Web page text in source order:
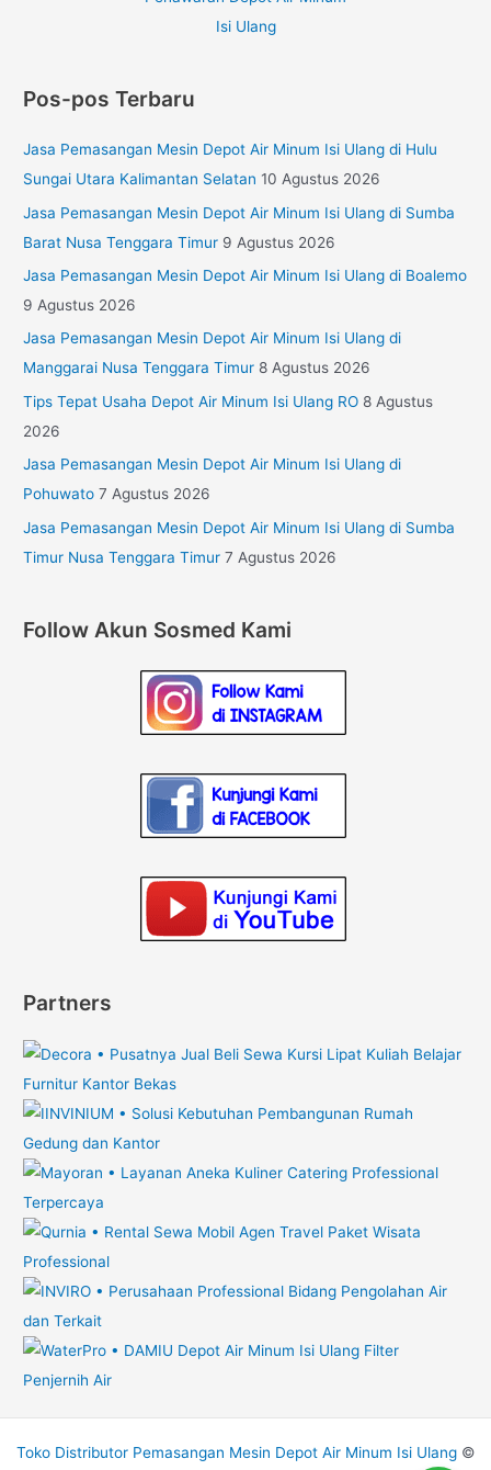
Pos-pos Terbaru
Jasa Pemasangan Mesin Depot Air Minum Isi Ulang di Hulu
Sungai Utara Kalimantan Selatan 10 Agustus 2026
Jasa Pemasangan Mesin Depot Air Minum Isi Ulang di Sumba
Barat Nusa Tenggara Timur 9 Agustus 2026
Jasa Pemasangan Mesin Depot Air Minum Isi Ulang di Boalemo
9 Agustus 2026
Jasa Pemasangan Mesin Depot Air Minum Isi Ulang di
Manggarai Nusa Tenggara Timur 8 Agustus 2026
Tips Tepat Usaha Depot Air Minum Isi Ulang RO 8 Agustus
2026
Jasa Pemasangan Mesin Depot Air Minum Isi Ulang di
Pohuwato 7 Agustus 2026
Jasa Pemasangan Mesin Depot Air Minum Isi Ulang di Sumba
Timur Nusa Tenggara Timur 7 Agustus 2026
Follow Akun Sosmed Kami
Partners
Toko Distributor Pemasangan Mesin Depot Air Minum Isi Ulang©